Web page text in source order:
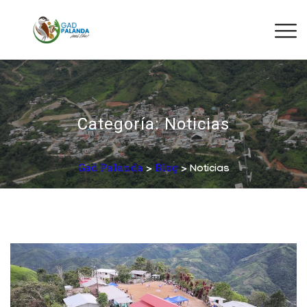
Categoría:Noticias
Gad Palanda>Blog> Noticias